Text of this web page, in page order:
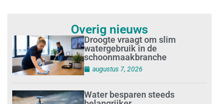
Overig nieuws
Droogte vraagt om slim
watergebruik in de
schoonmaakbranche
augustus 7, 2026
Water besparen steeds